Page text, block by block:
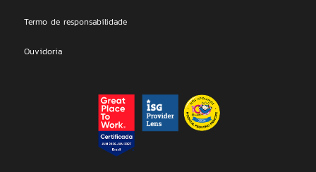
Termo de responsabilidade
Ouvidoria